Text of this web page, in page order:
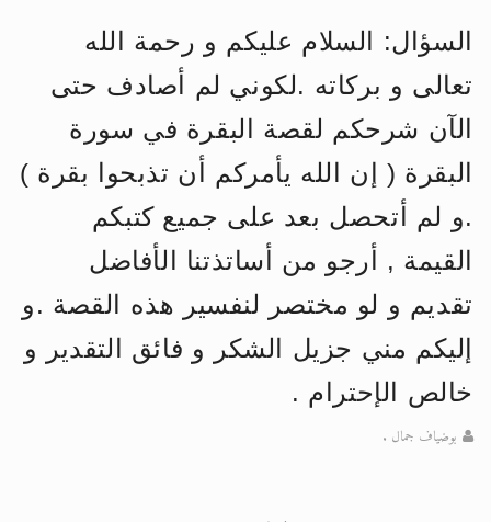
تعميم هامّ لأفراد الجماعة >> المزيد
اقرأ هذا الكتاب وتعرّف على حقيقة
الحجّ.. دلالات، حِكم، وأهداف >> المزيد
اقرأ هذا المقال في أهمية عيد
السؤال: السلام عليكم و رحمة الله
تعالى و بركاته .لكوني لم أصادف حتى
الآن شرحكم لقصة البقرة في سورة
البقرة ( إن الله يأمركم أن تذبحوا بقرة )
.و لم أتحصل بعد على جميع كتبكم
القيمة , أرجو من أساتذتنا الأفاضل
تقديم و لو مختصر لنفسير هذه القصة .و
إليكم مني جزيل الشكر و فائق التقدير و
خالص الإحترام .
بوضياف جمال .